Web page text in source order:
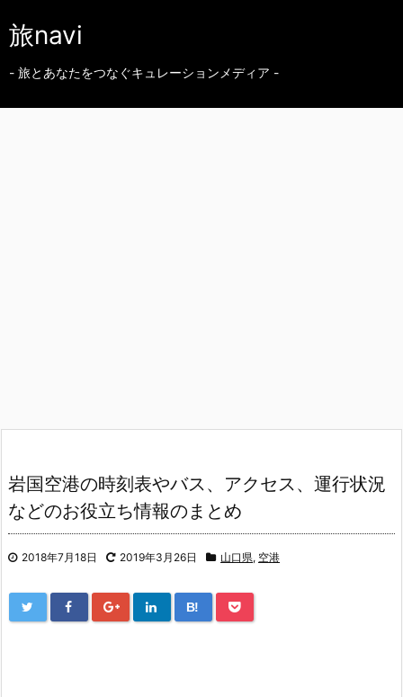
旅navi
- 旅とあなたをつなぐキュレーションメディア -
岩国空港の時刻表やバス、アクセス、運行状況
などのお役立ち情報のまとめ
2018年7月18日 2019年3月26日 山口県, 空港
B!